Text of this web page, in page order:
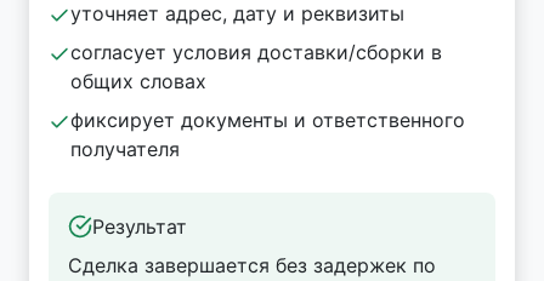
уточняет адрес, дату и реквизиты
согласует условия доставки/сборки в
общих словах
фиксирует документы и ответственного
получателя
Результат
Сделка завершается без задержек по